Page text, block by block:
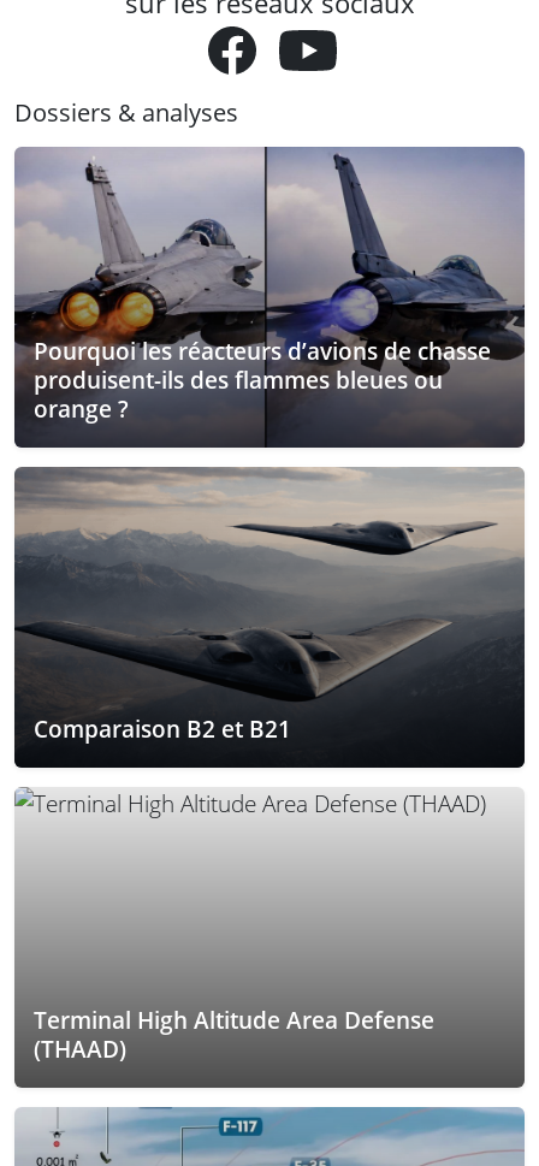
Dossiers & analyses
Pourquoi les réacteurs d’avions de chasse
produisent-ils des flammes bleues ou
orange ?
Comparaison B2 et B21
Terminal High Altitude Area Defense
(THAAD)